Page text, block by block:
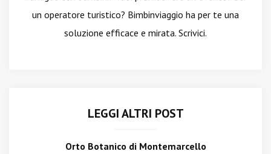
un operatore turistico? Bimbinviaggio ha per te una
soluzione efficace e mirata. Scrivici.
LEGGI ALTRI POST
Orto Botanico di Montemarcello